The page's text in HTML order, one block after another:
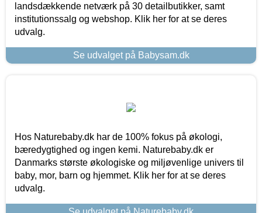
landsdækkende netværk på 30 detailbutikker, samt
institutionssalg og webshop. Klik her for at se deres
udvalg.
Se udvalget på Babysam.dk
Hos Naturebaby.dk har de 100% fokus på økologi,
bæredygtighed og ingen kemi. Naturebaby.dk er
Danmarks største økologiske og miljøvenlige univers til
baby, mor, barn og hjemmet. Klik her for at se deres
udvalg.